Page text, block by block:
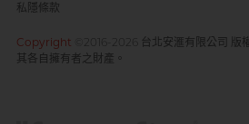
私隱條款
Copyright ©2016-2026 台北安滙有限公司 版
其各自擁有者之財產。